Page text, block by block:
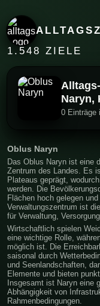
1.548 ZIELE
Naryn,
0 Einträge
Oblus Naryn
Das Oblus Naryn ist eine
Zentrum des Landes. Es
Plateaus geprägt,
werden. Die
Flächen hoch gelegen
Verwaltungszentrum ist
für Verwaltung,
Wirtschaftlich spielen
eine wichtige Rolle,
möglich ist. Die
saisonal durch
und Seenlandschaften,
Elemente und bieten
Insgesamt ist Naryn eine
Abhängigkeit von
Rahmenbedingungen.